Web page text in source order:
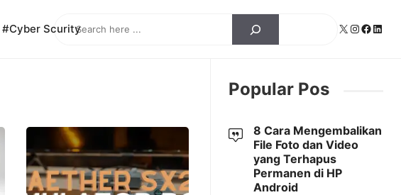
Search X Instagram
#Cyber Scurity
Popular Pos
8 Cara Mengembalikan
File Foto dan Video
yang Terhapus
Permanen di HP
Android